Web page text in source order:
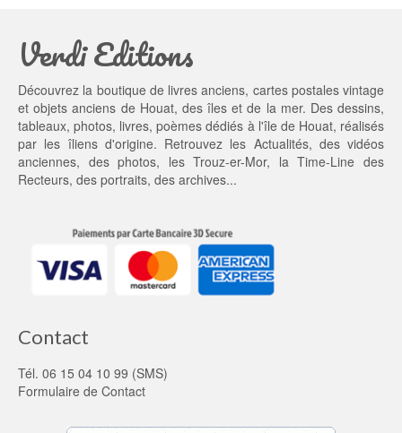
t :
0,
0
0 €.
Verdi Editions
Découvrez la boutique de livres anciens, cartes postales vintage
et objets anciens de Houat, des îles et de la mer. Des dessins,
tableaux, photos, livres, poèmes dédiés à l'île de Houat, réalisés
par les îliens d'origine. Retrouvez les Actualités, des vidéos
anciennes, desphotos, lesTrouz-er-Mor, laTime-Line des
Recteurs, des portraits, des archives...
Contact
Tél. 06 15 04 10 99 (SMS)
Formulaire de Contact